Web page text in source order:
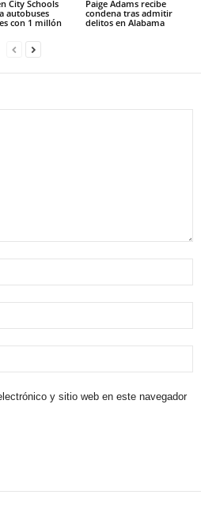
City Schools
autobuses
con 1 millón
Paige Adams recibe
condena tras admitir
delitos en Alabama
y sitio web en este navegador